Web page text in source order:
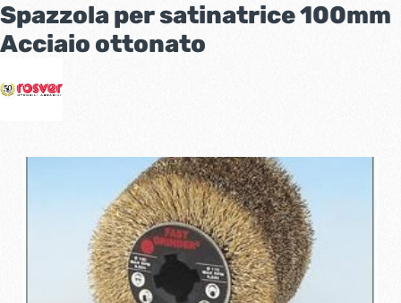
Spazzola per satinatrice 100mm
Acciaio ottonato